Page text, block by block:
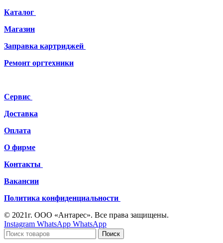
Каталог
Магазин
Заправка картриджей
Ремонт оргтехники
Сервис
Доставка
Оплата
О фирме
Контакты
Вакансии
Политика конфиденциальности
© 2021г. ООО «Антарес». Все права защищены.
Instagram WhatsApp WhatsApp
Поиск